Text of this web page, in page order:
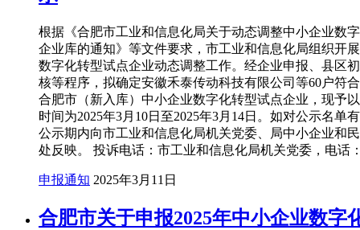
根据《合肥市工业和信息化局关于动态调整中小企业数
企业库的通知》等文件要求，市工业和信息化局组织开
数字化转型试点企业动态调整工作。经企业申报、县区
核等程序，拟确定安徽禾泰传动科技有限公司等60户符
合肥市（新入库）中小企业数字化转型试点企业，现予
时间为2025年3月10日至2025年3月14日。如对公示名单
公示期内向市工业和信息化局机关党委、局中小企业和
处反映。 投诉电话：市工业和信息化局机关党委，电话
申报通知 2025年3月11日
合肥市关于申报2025年中小企业数字